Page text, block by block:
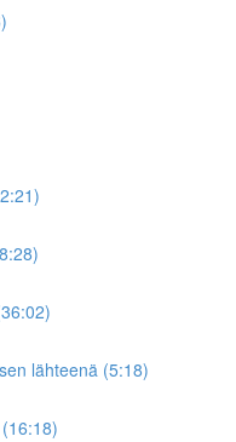
lähteenä (5:18)